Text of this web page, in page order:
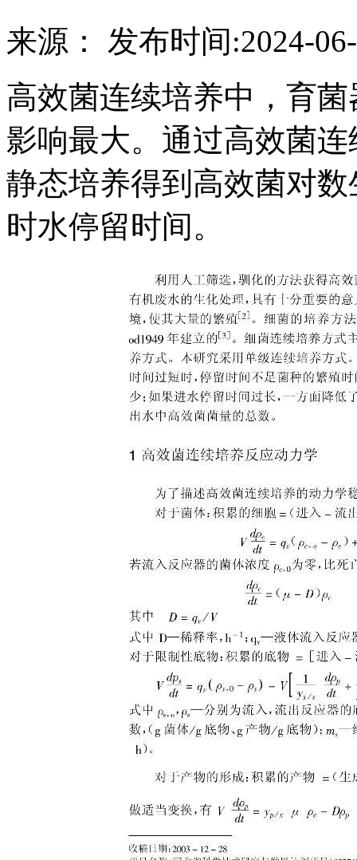
来源： 发布时间:2024-
高效菌连续培养中，育
影响最大。通过高效菌
静态培养得到高效菌对
时水停留时间。